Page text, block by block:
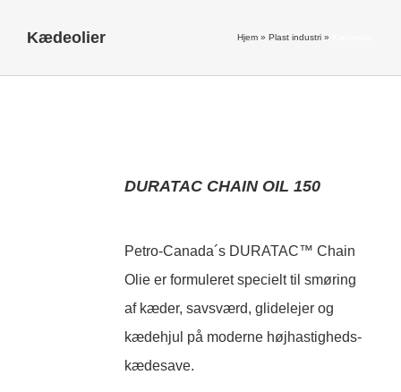
Kædeolier Hjem » Plast industri »
DURATAC CHAIN OIL 150
Petro-Canada´s DURATAC™ Chain
Olie er formuleret specielt til smøring
af kæder, savsværd, glidelejer og
kædehjul på moderne højhastigheds-
kædesave.